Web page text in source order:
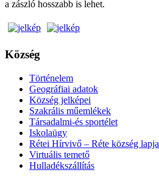
a zászló hosszabb is lehet.
Község
Történelem
Geográfiai adatok
Község jelképei
Szakrális műemlékek
Társadalmi-és sportélet
Iskolaügy
Rétei Hírvivő – Réte község lapja
Virtuális temető
Hulladékszállítás